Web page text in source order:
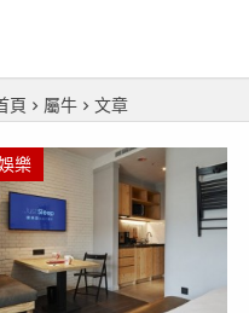
頁 屬牛 文章
樂